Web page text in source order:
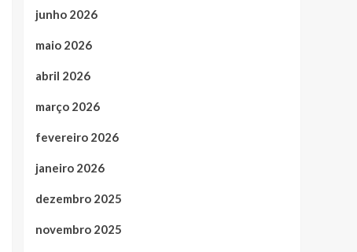
junho 2026
maio 2026
abril 2026
março 2026
fevereiro 2026
janeiro 2026
dezembro 2025
novembro 2025